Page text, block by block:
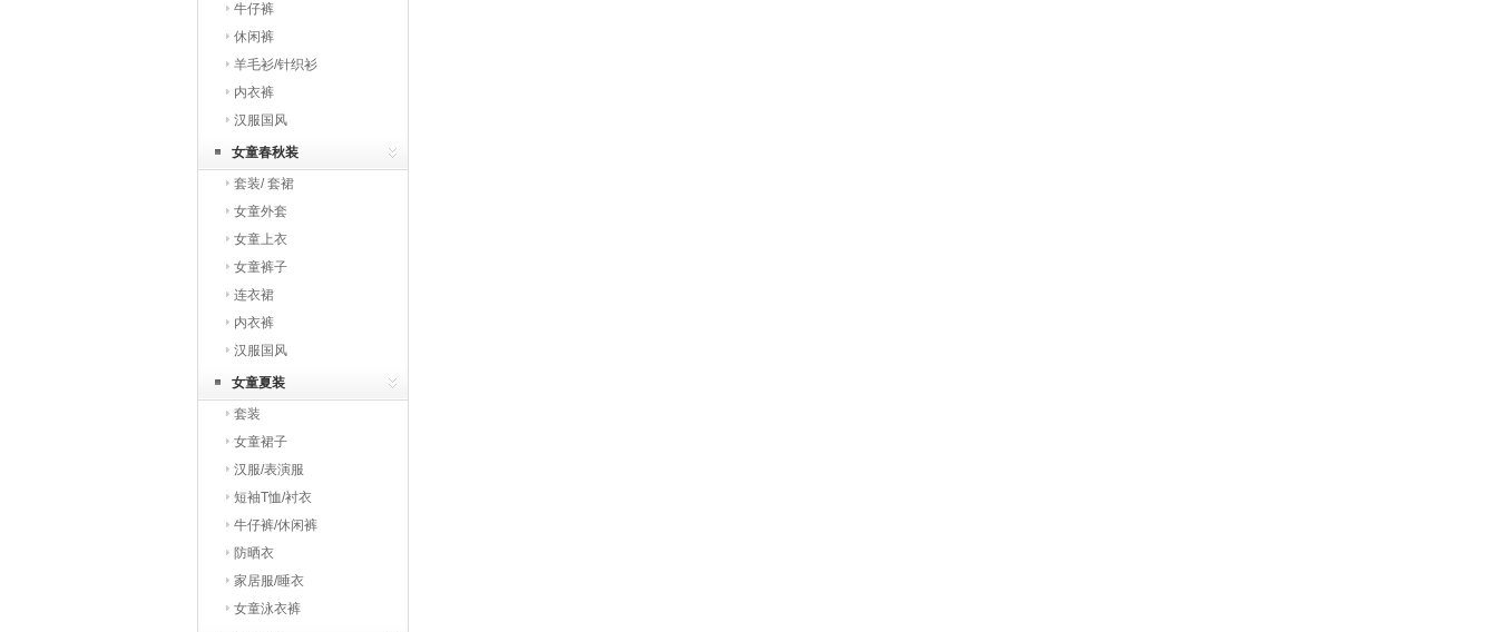
牛仔裤
休闲裤
羊毛衫/针织衫
内衣裤
汉服国风
女童春秋装
套装/ 套裙
女童外套
女童上衣
女童裤子
连衣裙
内衣裤
汉服国风
女童夏装
套装
女童裙子
汉服/表演服
短袖T恤/衬衣
牛仔裤/休闲裤
防晒衣
家居服/睡衣
女童泳衣裤